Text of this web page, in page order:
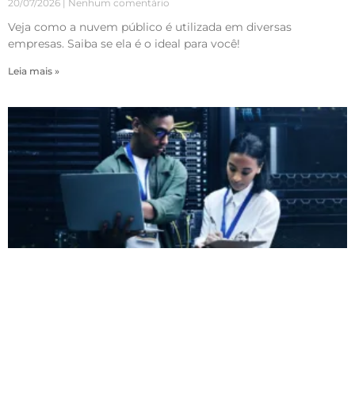
20/07/2026 Nenhum comentário
Veja como a nuvem público é utilizada em diversas
empresas. Saiba se ela é o ideal para você!
Leia mais »